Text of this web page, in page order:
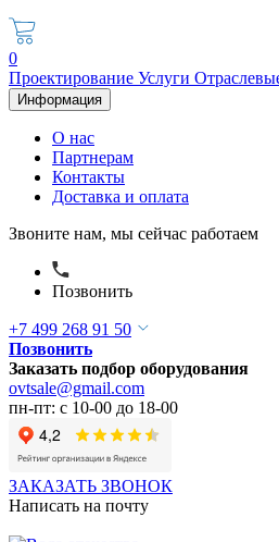
0
Проектирование Услуги
Информация
О нас
Партнерам
Контакты
Доставка и оплата
Звоните нам, мы сейчас работаем
Позвонить
+7 499 268 91 50
Позвонить
Заказать подбор оборудования
ovtsale@gmail.com
пн-пт: с 10-00 до 18-00
ЗАКАЗАТЬ ЗВОНОК
Написать на почту